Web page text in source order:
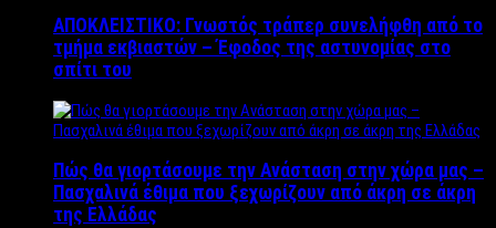
ΑΠΟΚΛΕΙΣΤΙΚΟ: Γνωστός τράπερ συνελήφθη από το
τμήμα εκβιαστών – Έφοδος της αστυνομίας στο
σπίτι του
Πώς θα γιορτάσουμε την Ανάσταση στην χώρα μας –
Πασχαλινά έθιμα που ξεχωρίζουν από άκρη σε άκρη
της Ελλάδας